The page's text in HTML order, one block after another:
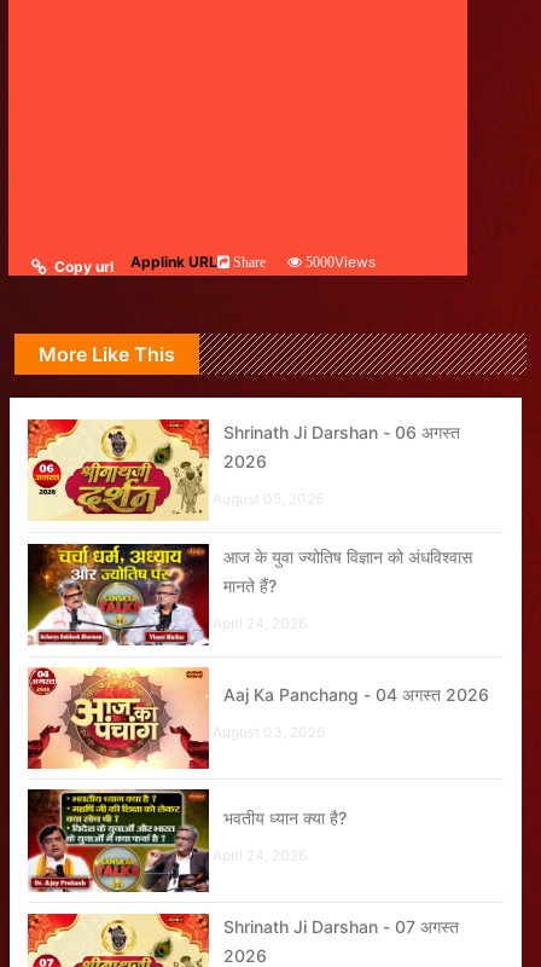
Copy url Applink URL Share 5000Views
More Like This
Shrinath Ji Darshan - 06 अगस्त
2026
August 05, 2026
आज के युवा ज्योतिष विज्ञान को अंधविश्वास
मानते हैं?
April 24, 2026
Aaj Ka Panchang - 04 अगस्त 2026
August 03, 2026
भवतीय ध्यान क्या है?
April 24, 2026
Shrinath Ji Darshan - 07 अगस्त
2026